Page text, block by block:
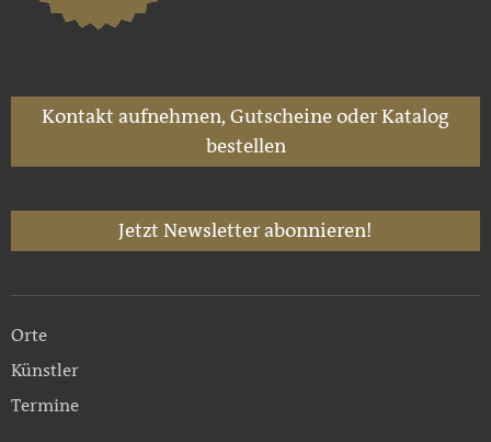
Kontakt aufnehmen, Gutscheine oder Katalog
bestellen
Jetzt Newsletter abonnieren!
Orte
Künstler
Termine